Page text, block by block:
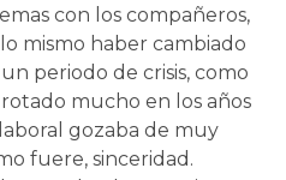
con los compañeros,
mismo haber cambiado
periodo de crisis, como
mucho en los años
gozaba de muy
fuere, sinceridad.